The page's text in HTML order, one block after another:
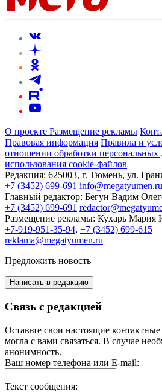
О проекте Размещение рекламы
Правовая информация Правила и
отношении обработки персональных
использования cookie-файлов
Редакция: 625003, г. Тюмень, ул.
+7 (3452) 699-691 info@megatyumen.ru
Главный редактор: Бегун Вадим
+7 (3452) 699-691
Размещение рекламы: Кухарь Мария
+7-919-951-35-94, +7 (3452) 699-615
reklama@megatyumen.ru
Предложить новость
Написать в редакцию
Связь с редакцией
Оставьте свои настоящие
могла с вами связаться. В случае
анонимность.
Ваш номер телефона или E-mail:
Текст сообщения: